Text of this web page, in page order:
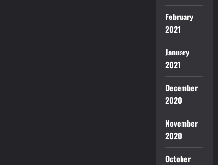
February
2021
January
2021
December
2020
November
2020
October